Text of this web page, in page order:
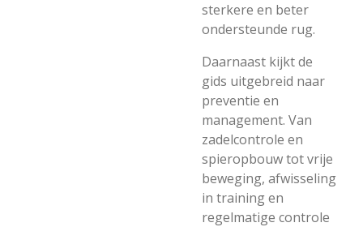
sterkere en beter
ondersteunde rug.
Daarnaast kijkt de
gids uitgebreid naar
preventie en
management. Van
zadelcontrole en
spieropbouw tot vrije
beweging, afwisseling
in training en
regelmatige controle